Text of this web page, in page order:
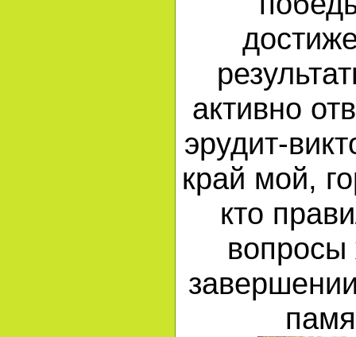
активно
эрудит-
край мой,
кто